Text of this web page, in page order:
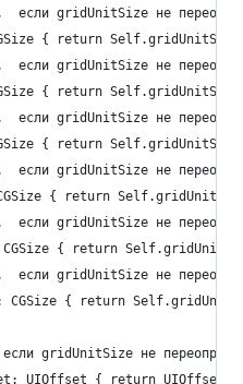
если gridUnitSize не
{ return
если gridUnitSize не
{ return
если gridUnitSize не
{ return
если gridUnitSize не
{ return
если gridUnitSize не
{ return
если gridUnitSize не
CGSize { return
gridUnitSize не
UIOffset { return